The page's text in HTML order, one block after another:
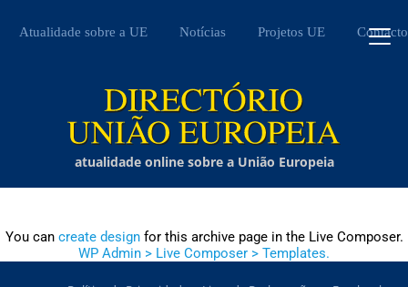
Atualidade sobre a UE Notícias Projetos UE Contacto
atualidade online sobre a União Europeia
You can create designfor this archive page in the Live Composer.
WP Admin > Live Composer > Templates.